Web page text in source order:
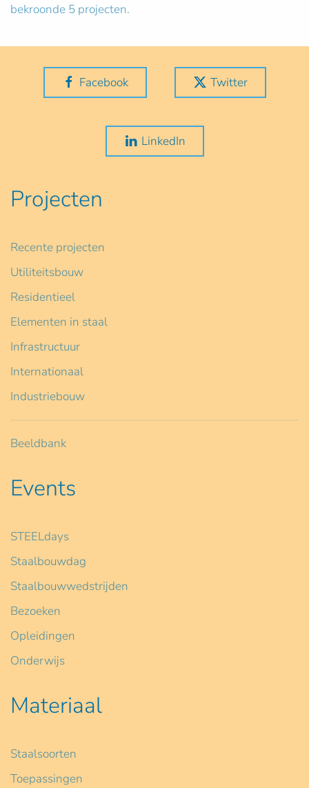
bekroonde 5 projecten.
Facebook Twitter
LinkedIn
Projecten
Recente projecten
Utiliteitsbouw
Residentieel
Elementen in staal
Infrastructuur
Internationaal
Industriebouw
Beeldbank
Events
STEELdays
Staalbouwdag
Staalbouwwedstrijden
Bezoeken
Opleidingen
Onderwijs
Materiaal
Staalsoorten
Toepassingen